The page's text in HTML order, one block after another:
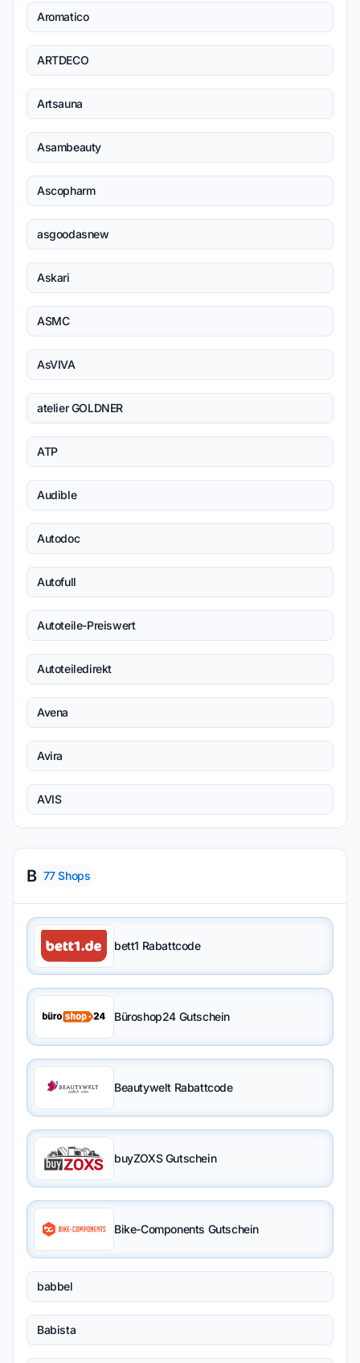
Aromatico
ARTDECO
Artsauna
Asambeauty
Ascopharm
asgoodasnew
Askari
ASMC
AsVIVA
atelier GOLDNER
ATP
Audible
Autodoc
Autofull
Autoteile-Preiswert
Autoteiledirekt
Avena
Avira
AVIS
B 77Shops
bett1 Rabattcode
Büroshop24 Gutschein
Beautywelt Rabattcode
buyZOXS Gutschein
Bike-Components Gutschein
babbel
Babista